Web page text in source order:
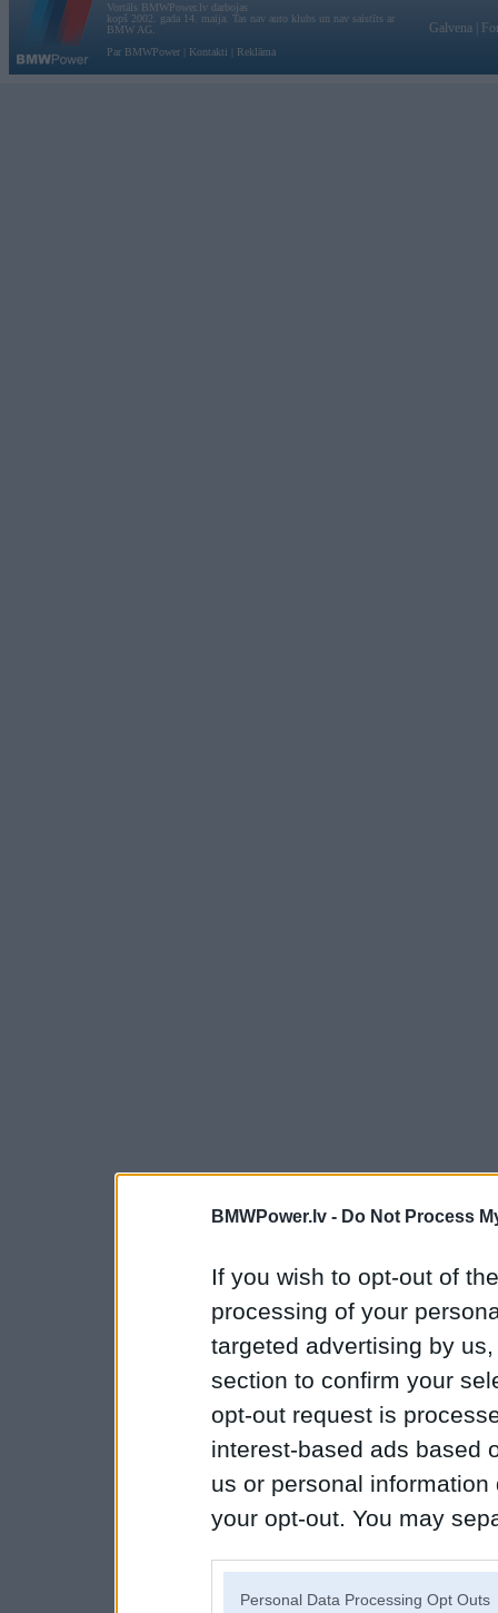
BMWPower.lv - Do Not Process
If you wish to opt-out of
processing of your
targeted advertising by
section to confirm your
opt-out request is
interest-based ads based
us or personal
your opt-out. You may
Personal Data Processing Opt Outs
Vortāls BMWPower.lv darbojas
kopš 2002. gada 14. maija. Tas nav auto klubs un nav saistīts ar
BMW AG.
Par BMWPower
Kontakti Reklāma
Galvena